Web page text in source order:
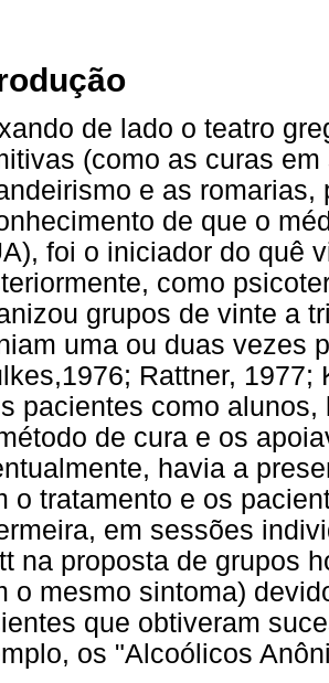
de lado o teatro
(como as curas
e as
de que o
foi o iniciador do quê
como
grupos de vinte a
uma ou duas vezes
Rattner, 1977;
pacientes como
de cura e os
havia a
o tratamento e os
em sessões
na proposta de grupos
o mesmo sintoma)
que obtiveram
os "Alcoólicos